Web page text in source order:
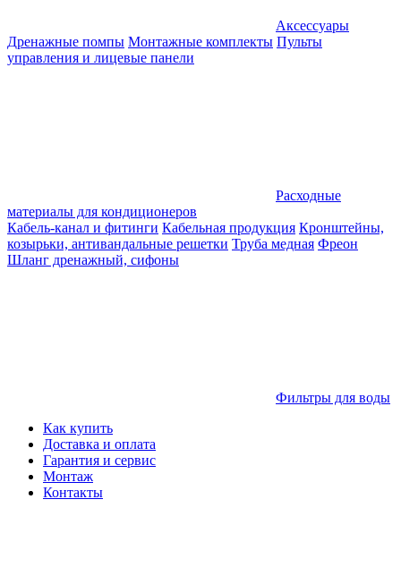
Аксессуары
Дренажные помпы Монтажные комплекты Пульты
управления и лицевые панели
Расходные
материалы для кондиционеров
Кабель-канал и фитинги Кабельная продукция Кронштейны,
козырьки, антивандальные решетки Труба медная Фреон
Шланг дренажный, сифоны
Фильтры для воды
Как купить
Доставка и оплата
Гарантия и сервис
Монтаж
Контакты